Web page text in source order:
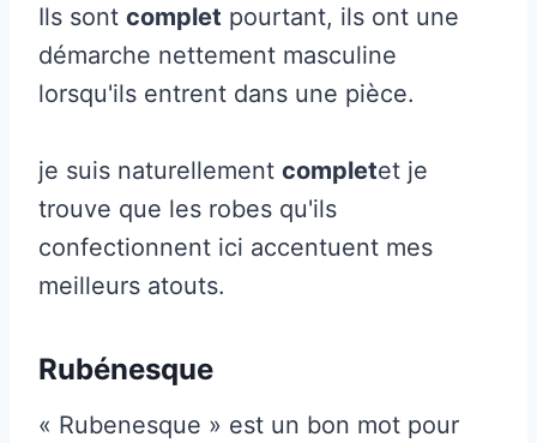
Ils sont complet pourtant, ils ont une
démarche nettement masculine
lorsqu'ils entrent dans une pièce.
je suis naturellement completet je
trouve que les robes qu'ils
confectionnent ici accentuent mes
meilleurs atouts.
Rubénesque
« Rubenesque » est un bon mot pour